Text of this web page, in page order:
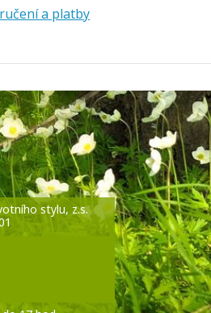
a platby
stylu, z.s.